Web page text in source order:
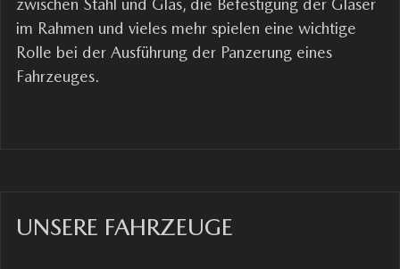
im Rahmen und vieles mehr spielen eine wichtige
Rolle bei der Ausführung der Panzerung eines
Fahrzeuges.
UNSERE FAHRZEUGE